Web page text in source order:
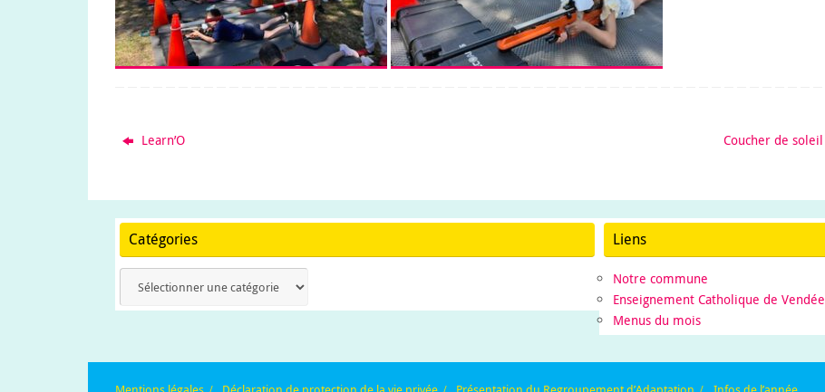
Learn’O Coucher de soleil
Catégories Liens
Notre commune
Enseignement Catholique de Vendée
Menus du mois